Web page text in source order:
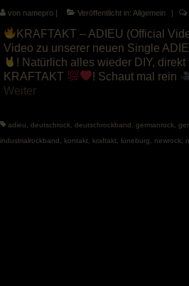
von namepro| Veröffentlicht in: Allgemein |
KRAFTAKT – ADIEU (Official
Video zu unserer neuen Single
! Natürlich alles wieder DIY,
KRAFTAKT
! Schaut mal rein
Weiter
adieu deutschrock, deutschrockband germanrock,
industrialrockband
kontakt, kraftakt, lüneburg newrock,